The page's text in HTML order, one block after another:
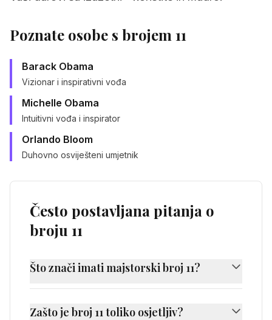
Poznate osobe s brojem 11
Barack Obama
Vizionar i inspirativni vođa
Michelle Obama
Intuitivni vođa i inspirator
Orlando Bloom
Duhovno osviješteni umjetnik
Često postavljana pitanja o
broju 11
Što znači imati majstorski broj 11?
Imati majstorski broj 11 znači da ste rođeni s
pojačanom intuicijom i duhovnom sviješću.
Zašto je broj 11 toliko osjetljiv?